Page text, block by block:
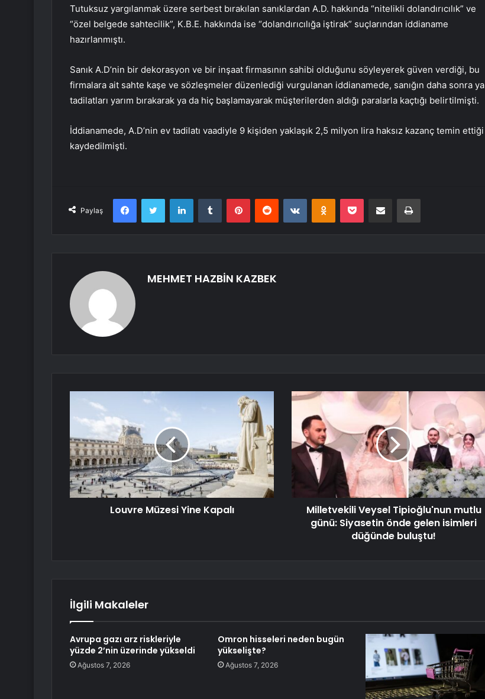
Tutuksuz yargılanmak üzere serbest bırakılan sanıklardan A.D. hakkında “nitelikli dolandırıcılık” ve
“özel belgede sahtecilik”, K.B.E. hakkında ise “dolandırıcılığa iştirak” suçlarından iddianame
hazırlanmıştı.
Sanık A.D’nin bir dekorasyon ve bir inşaat firmasının sahibi olduğunu söyleyerek güven verdiği, bu
firmalara ait sahte kaşe ve sözleşmeler düzenlediği vurgulanan iddianamede, sanığın daha sonra ya
tadilatları yarım bırakarak ya da hiç başlamayarak müşterilerden aldığı paralarla kaçtığı belirtilmişti.
İddianamede, A.D’nin ev tadilatı vaadiyle 9 kişiden yaklaşık 2,5 milyon lira haksız kazanç temin ettiği
kaydedilmişti.
Paylaş
FacebookTwitter LinkedInTumblr PinterestReddit VKontakteOdnoklassniki
Pocket E-Posta ile paylaş Yazdır
MEHMET HAZBİN KAZBEK
Louvre Müzesi Yine Kapalı
Milletvekili Veysel Tipioğlu'nun mutlu
günü: Siyasetin önde gelen isimleri
düğünde buluştu!
İlgili Makaleler
Avrupa gazı arz riskleriyle
yüzde 2’nin üzerinde yükseldi
Ağustos 7, 2026
Omron hisseleri neden bugün
yükselişte?
Ağustos 7, 2026